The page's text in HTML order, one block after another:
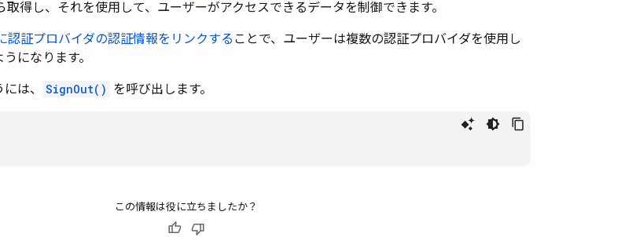
取得し、それを使用して、ユーザーがアクセスできるデータを制御できます。
認証プロバイダの認証情報をリンクする ことで、ユーザーは複数の認証プロバイダを使用し
になります。
は、
SignOut() を呼び出します。
この情報は役に立ちましたか？